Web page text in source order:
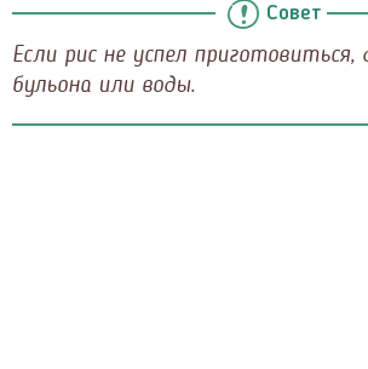
Совет
Если рис не успел
бульона или воды.